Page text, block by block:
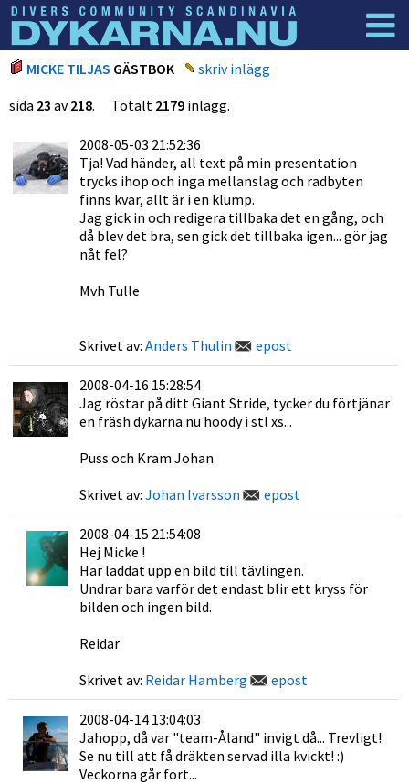
Dyknyheter
MICKE TILJAS GÄSTBOK
skriv inlägg
sida 23 av218. Totalt 2179 inlägg.
2008-05-03 21:52:36
Tja! Vad händer, all text på min presentation
trycks ihop och inga mellanslag och radbyten
finns kvar, allt är i en klump.
Jag gick in och redigera tillbaka det en gång, och
då blev det bra, sen gick det tillbaka igen... gör jag
nåt fel?
Mvh Tulle
Skrivet av: Anders Thulin epost
2008-04-16 15:28:54
Jag röstar på ditt Giant Stride, tycker du förtjänar
en fräsh dykarna.nu hoody i stl xs...
Puss och Kram Johan
Skrivet av: Johan Ivarsson epost
2008-04-15 21:54:08
Hej Micke !
Har laddat upp en bild till tävlingen.
Undrar bara varför det endast blir ett kryss för
bilden och ingen bild.
Reidar
Skrivet av: Reidar Hamberg epost
2008-04-14 13:04:03
Jahopp, då var "team-Åland" invigt då... Trevligt!
Se nu till att få dräkten servad illa kvickt! :)
Veckorna går fort...